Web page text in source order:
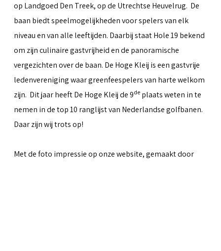
op Landgoed Den Treek, op de Utrechtse Heuvelrug. De
baan biedt speelmogelijkheden voor spelers van elk
niveau en van alle leeftijden. Daarbij staat Hole 19 bekend
om zijn culinaire gastvrijheid en de panoramische
vergezichten over de baan. De Hoge Kleij is een gastvrije
ledenvereniging waar greenfeespelers van harte welkom
zijn. Dit jaar heeft De Hoge Kleij de 9de plaats weten in te
nemen in de top 10 ranglijst van Nederlandse golfbanen.
Daar zijn wij trots op!
Met de foto impressie op onze website, gemaakt door